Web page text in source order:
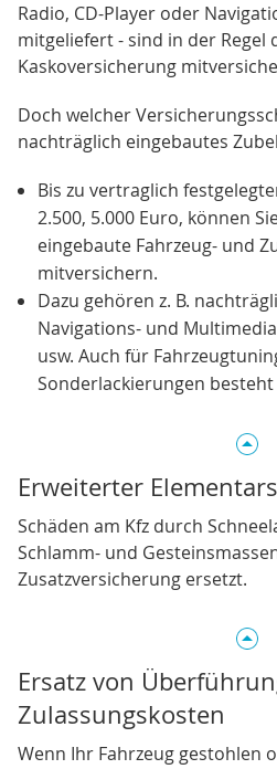
Radio, CD-Player oder
mitgeliefert - sind in der Regel
Kaskoversicherung
Doch welcher
nachträglich eingebautes
Bis zu vertraglich
2.500, 5.000 Euro, können
eingebaute Fahrzeug- und
mitversichern.
Dazu gehören z. B.
Navigations- und
usw. Auch für
Sonderlackierungen
Erweiterter
Schäden am Kfz durch
Schlamm- und
Zusatzversicherung ersetzt.
Ersatz von
Zulassungskosten
Wenn Ihr Fahrzeug gestohlen